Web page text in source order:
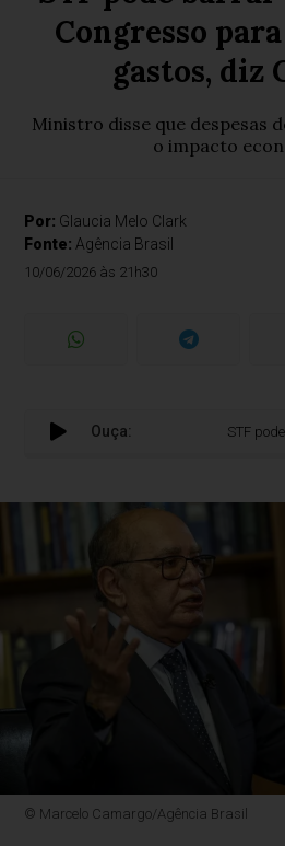
Congresso
gastos, diz
Ministro disse que despesas
o impacto
Por: Glaucia Melo Clark
Fonte: Agência Brasil
10/06/2026 às 21h30
Ouça: STF pode
© Marcelo Camargo/Agência Brasil